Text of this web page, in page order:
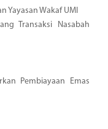
Yayasan Wakaf UMI
Transaksi Nasabah
Pembiayaan Emas